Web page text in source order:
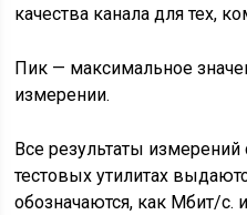
качества канала для тех,
Пик — максимальное
измерении.
Все результаты
тестовых утилитах
обозначаются, как Мбит/с.